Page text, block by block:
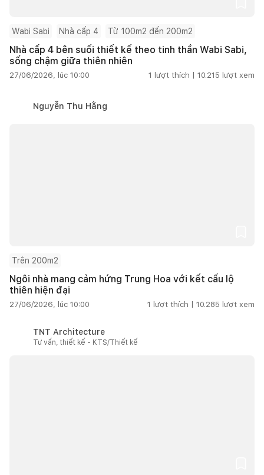
Wabi Sabi Nhà cấp 4 Từ 100m2 đến 200m2
Nhà cấp 4 bên suối thiết kế theo tinh thần Wabi Sabi,
sống chậm giữa thiên nhiên
27/06/2026, lúc 10:00 1 lượt thích | 10.215 lượt xem
Nguyễn Thu Hằng
Trên 200m2
Ngôi nhà mang cảm hứng Trung Hoa với kết cấu lộ
thiên hiện đại
27/06/2026, lúc 10:00 1 lượt thích | 10.285 lượt xem
TNT Architecture
Tư vấn, thiết kế - KTS/Thiết kế